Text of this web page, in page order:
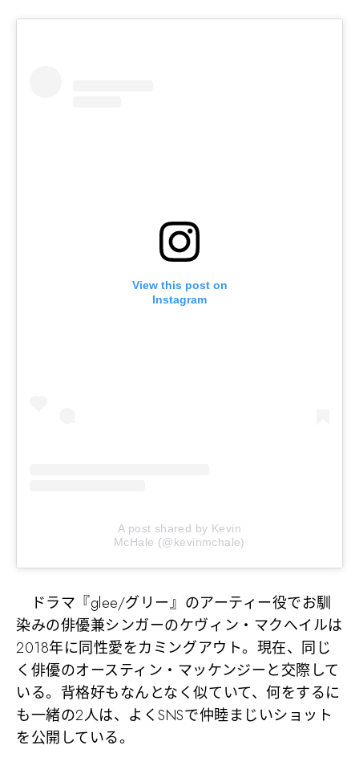
View this post on
Instagram
A post shared by Kevin
McHale (@kevinmchale)
ドラマ『glee/グリー』のアーティー役でお馴
染みの俳優兼シンガーのケヴィン・マクへイルは
2018年に同性愛をカミングアウト。現在、同じ
く俳優のオースティン・マッケンジーと交際して
いる。背格好もなんとなく似ていて、何をするに
も一緒の2人は、よくSNSで仲睦まじいショット
を公開している。